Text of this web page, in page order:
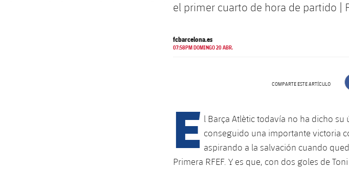
el primer cuarto de hora de partido |
fcbarcelona.es
07:58PM DOMINGO 20 ABR.
COMPARTE ESTE ARTÍCULO
E l Barça Atlètic todavía no ha dicho
conseguido una importante victoria
aspirando a la salvación cuando
Primera RFEF. Y es que, con dos goles de